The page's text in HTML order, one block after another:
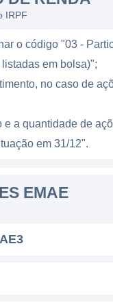
paulista, onde
à demanda
e
um forte
eficiência
e sustentável
do estado
regional através
IRPF
o código "03 -
em bolsa)";
no caso de
a quantidade de
em 31/12".
EMAE